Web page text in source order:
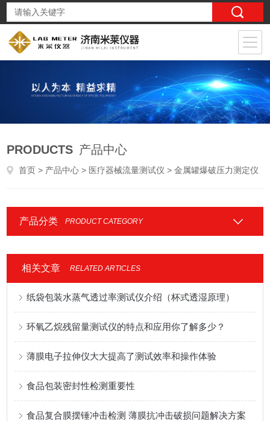
PRODUCTS 产品中心
首页 > 产品中心 > 医疗器械流量测试仪 > 金属罐爆破压力测定仪
产品分类 PRODUCT CATEGORY
相关文章 RELATED ARTICLES
纸袋包装水蒸气透过率测试仪介绍（杯式透湿原理）
环氧乙烷残留量测试仪的特点和应用你了解多少？
薄膜电子拉伸仪大大提高了测试效率和操作体验
食品包装密封性检测重要性
食品复合膜摆锤冲击检测 薄膜抗冲击破损问题解决方案